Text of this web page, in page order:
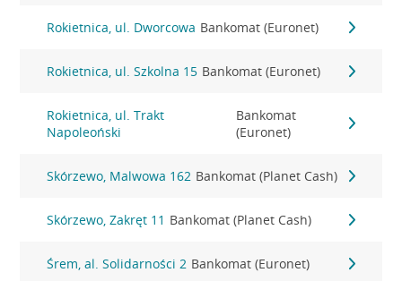
Rokietnica, ul. Dworcowa Bankomat (Euronet)
Rokietnica, ul. Szkolna 15 Bankomat (Euronet)
Rokietnica, ul. Trakt
Napoleoński
Bankomat
(Euronet)
Skórzewo, Malwowa 162 Bankomat (Planet Cash)
Skórzewo, Zakręt 11 Bankomat (Planet Cash)
Śrem, al. Solidarności 2 Bankomat (Euronet)